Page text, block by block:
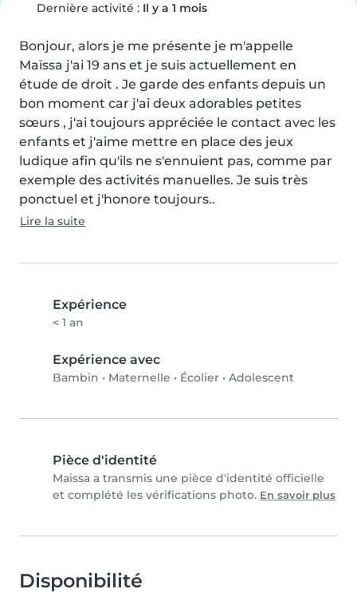
Dernière activité : Il y a 1 mois
Bonjour, alors je me présente je m'appelle
Maïssa j'ai 19 ans et je suis actuellement en
étude de droit . Je garde des enfants depuis un
bon moment car j'ai deux adorables petites
sœurs , j'ai toujours appréciée le contact avec les
enfants et j'aime mettre en place des jeux
ludique afin qu'ils ne s'ennuient pas, comme par
exemple des activités manuelles. Je suis très
ponctuel et j'honore toujours..
Lire la suite
Expérience
< 1 an
Expérience avec
Bambin • Maternelle • Écolier • Adolescent
Pièce d'identité
Maissa a transmis une pièce d'identité officielle
et complété les vérifications photo. En savoir plus
Disponibilité